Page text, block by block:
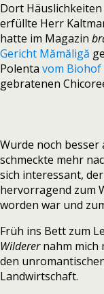
Dort
erfüllte Herr
hatte im Magazin
Gericht Mămăligă
Polenta vom Biohof
gebratenen
Wurde noch
schmeckte mehr
sich interessant,
hervorragend zum
worden war und
Früh ins Bett zum
Wilderernahm mich
den
Landwirtschaft.